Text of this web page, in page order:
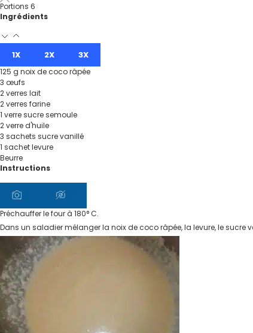
Portions 6
Ingrédients
1X 2X 3X
125 g noix de coco râpée
3 œufs
2verres lait
2verres farine
1 verresucre semoule
2verred'huile
3 sachets sucre vanillé
1 sachetlevure
Beurre
Instructions
Préchauffer le four à 180° C.
Dans un saladier mélanger la noix de coco râpée, la levure, le sucre